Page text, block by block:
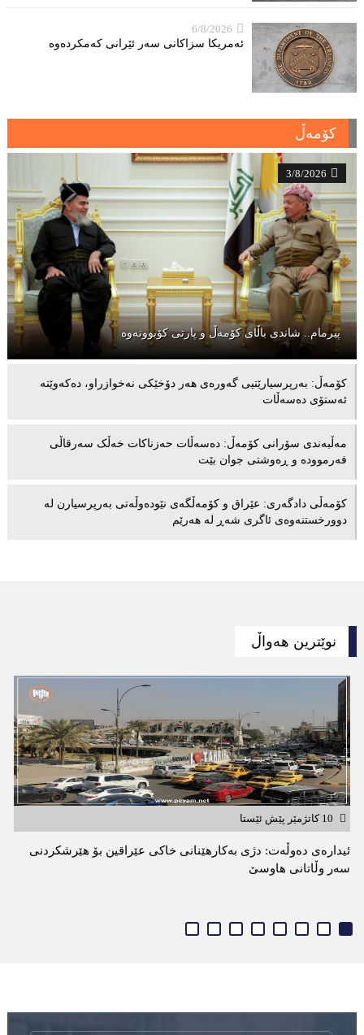
6/8/2026
ئه‌مریكا سزاكانی سه‌ر ئێرانی كه‌مكرده‌وه‌
کۆمەڵ
3/8/2026
پیرمام.. شاندی باڵای كۆمه‌ڵ و پارتی كۆبوونه‌وه‌
كۆمەڵ: بەرپرسیارێتیی گەورەی هەر دۆخێکی نەخوازراو، دەكەوێتە
ئەستۆی دەسەڵات
مەڵبەندى سۆرانى کۆمەڵ: دەسەڵات حەزناکات خەڵک سەرقاڵى
فەرموودە و ڕەوشتى جوان بێت
کۆمەڵى دادگەرى: عێراق و كۆمەڵگەی نێودەوڵەتی بەرپرسیارن لە
دوورخستنەوەى ئاگری شەڕ لە هەرێم
نوێترین هەواڵ
10 کاتژمێر پێش ئێستا
ئیدارەى دەوڵەت: دژى بەکارهێنانى خاکی عێراقین بۆ هێرشکردنى
سەر وڵاتانی هاوسێ